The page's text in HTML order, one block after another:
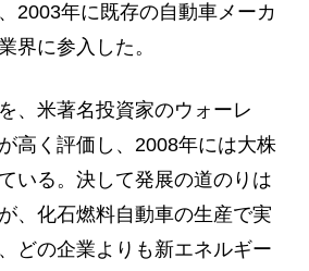
2003年に既存の自動車メーカ
界に参入した。
、米著名投資家のウォーレ
高く評価し、2008年には大株
いる。決して発展の道のりは
、化石燃料自動車の生産で実
どの企業よりも新エネルギー